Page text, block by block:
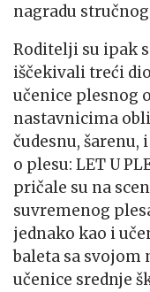
nagradu
Roditelji su ipak
iščekivali treći
učenice plesnog
nastavnicima
čudesnu,
o plesu: LET U
pričale su na
suvremenog
jednako kao i
baleta sa svojom
učenice srednje